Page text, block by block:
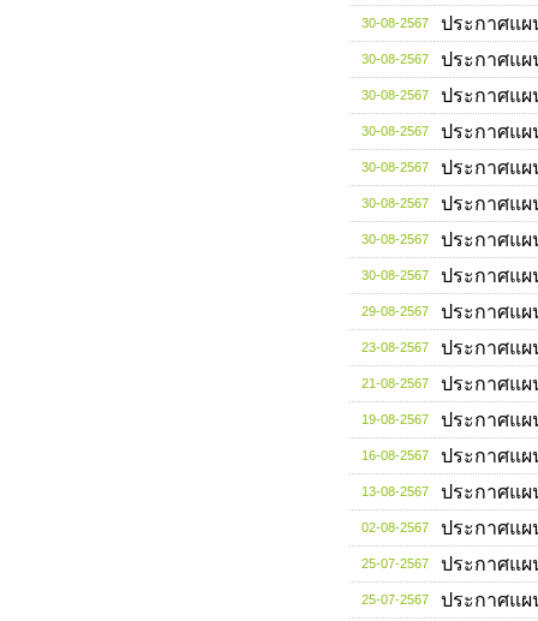
30-08-2567 ประกาศแผ
30-08-2567 ประกาศแผ
30-08-2567 ประกาศแผ
30-08-2567 ประกาศแผ
30-08-2567 ประกาศแผ
30-08-2567 ประกาศแผ
30-08-2567 ประกาศแผ
30-08-2567 ประกาศแผ
29-08-2567 ประกาศแผ
23-08-2567 ประกาศแผ
21-08-2567 ประกาศแผ
19-08-2567 ประกาศแผ
16-08-2567 ประกาศแผ
13-08-2567 ประกาศแผ
02-08-2567 ประกาศแผ
25-07-2567 ประกาศแผ
25-07-2567 ประกาศแผ